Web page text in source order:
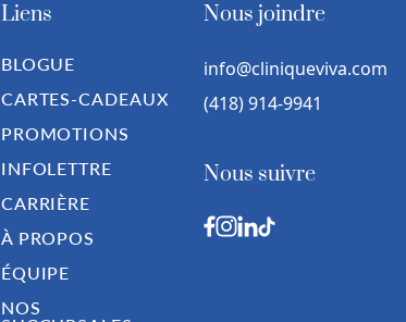
Liens
BLOGUE
CARTES-CADEAUX
PROMOTIONS
INFOLETTRE
CARRIÈRE
À PROPOS
ÉQUIPE
NOS
Nous joindre
info@cliniqueviva.com
(418) 914-9941
Nous suivre